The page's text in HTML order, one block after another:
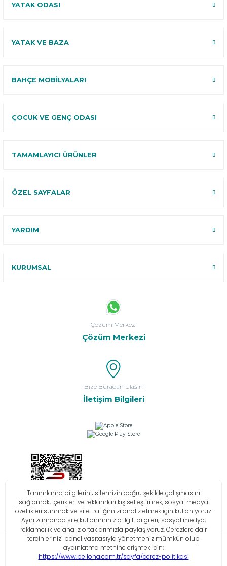
YATAK ODASI
YATAK VE BAZA
BAHÇE MOBİLYALARI
ÇOCUK VE GENÇ ODASI
TAMAMLAYICI ÜRÜNLER
ÖZEL SAYFALAR
YARDIM
KURUMSAL
Çözüm Merkezi
Çözüm Merkezi
Bize Buradan Ulaşın
İletişim Bilgileri
Bilgi Toplumu Hizmetleri KVKK Çerez Politikası İşlem Rehberi